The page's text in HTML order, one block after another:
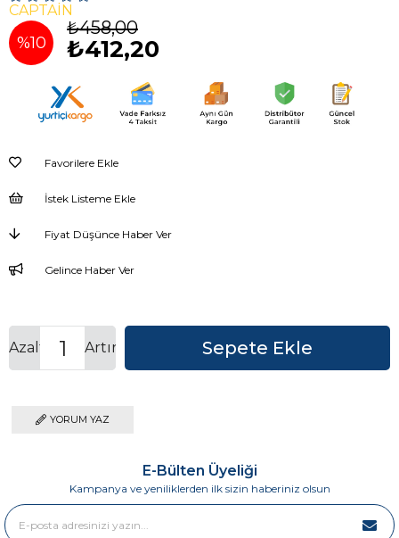
CAPTAİN
%10
İndirim
₺458,00
₺412,20
Favorilere Ekle
İstek Listeme Ekle
Fiyat Düşünce Haber Ver
Gelince Haber Ver
Artır
Azalt
YORUM YAZ
E-Bülten Üyeliği
Kampanya ve yeniliklerden ilk sizin haberiniz olsun